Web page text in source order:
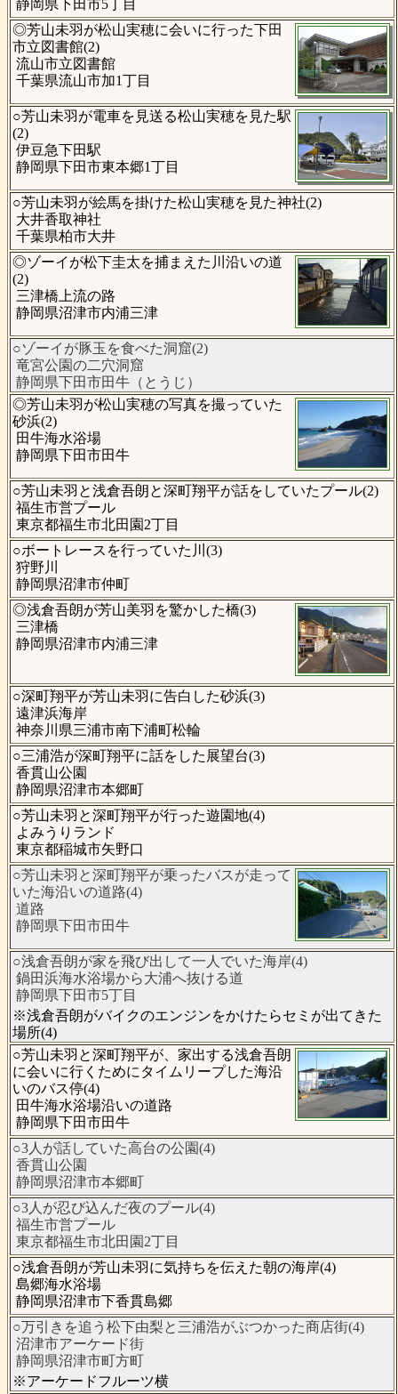
静岡県下田市5丁目
◎芳山未羽が松山実穂に会いに行った下田
市立図書館(2)
流山市立図書館
千葉県流山市加1丁目
○芳山未羽が電車を見送る松山実穂を見た駅
(2)
伊豆急下田駅
静岡県下田市東本郷1丁目
○芳山未羽が絵馬を掛けた松山実穂を見た神社(2)
大井香取神社
千葉県柏市大井
◎ゾーイが松下圭太を捕まえた川沿いの道
(2)
三津橋上流の路
静岡県沼津市内浦三津
○ゾーイが豚玉を食べた洞窟(2)
竜宮公園の二穴洞窟
静岡県下田市田牛（とうじ）
◎芳山未羽が松山実穂の写真を撮っていた
砂浜(2)
田牛海水浴場
静岡県下田市田牛
○芳山未羽と浅倉吾朗と深町翔平が話をしていたプール(2)
福生市営プール
東京都福生市北田園2丁目
○ボートレースを行っていた川(3)
狩野川
静岡県沼津市仲町
◎浅倉吾朗が芳山美羽を驚かした橋(3)
三津橋
静岡県沼津市内浦三津
○深町翔平が芳山未羽に告白した砂浜(3)
遠津浜海岸
神奈川県三浦市南下浦町松輪
○三浦浩が深町翔平に話をした展望台(3)
香貫山公園
静岡県沼津市本郷町
○芳山未羽と深町翔平が行った遊園地(4)
よみうりランド
東京都稲城市矢野口
○芳山未羽と深町翔平が乗ったバスが走って
いた海沿いの道路(4)
道路
静岡県下田市田牛
○浅倉吾朗が家を飛び出して一人でいた海岸(4)
鍋田浜海水浴場から大浦へ抜ける道
静岡県下田市5丁目
※浅倉吾朗がバイクのエンジンをかけたらセミが出てきた
場所(4)
○芳山未羽と深町翔平が、家出する浅倉吾朗
に会いに行くためにタイムリープした海沿
いのバス停(4)
田牛海水浴場沿いの道路
静岡県下田市田牛
○3人が話していた高台の公園(4)
香貫山公園
静岡県沼津市本郷町
○3人が忍び込んだ夜のプール(4)
福生市営プール
東京都福生市北田園2丁目
○浅倉吾朗が芳山未羽に気持ちを伝えた朝の海岸(4)
島郷海水浴場
静岡県沼津市下香貫島郷
○万引きを追う松下由梨と三浦浩がぶつかった商店街(4)
沼津市アーケード街
静岡県沼津市町方町
※アーケードフルーツ横